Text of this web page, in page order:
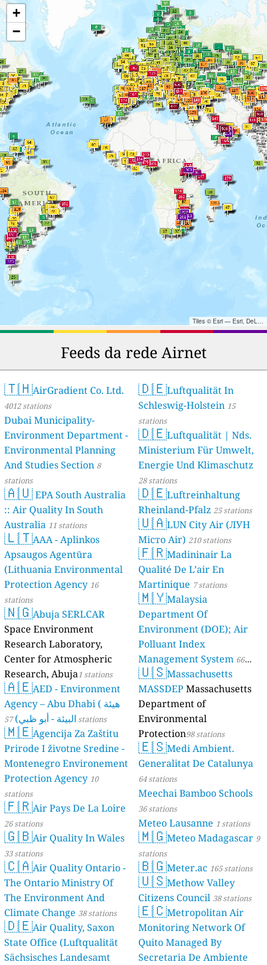
+
−
Tiles © Esri — Esri, DeLorme, NAVTEQ, TomTom, Intermap, iPC, USGS, FAO, NPS, NRCAN, GeoBase, Kadaster NL, Ordnance Survey, Esri Japan, METI, Esri China (Hong Kong), and the GIS User Community
Feeds da rede Airnet
🇹🇭AirGradient Co. Ltd.
4012 stations
Dubai Municipality-
Environment Department -
Environmental Planning
And Studies Section 8
stations
🇦🇺EPA South Australia
:: Air Quality In South
Australia 11 stations
🇱🇹AAA - Aplinkos
Apsaugos Agentūra
(Lithuania Environmental
Protection Agency 16
stations
🇳🇬Abuja SERLCAR
Space Environment
Research Laboratory,
Center for Atmospheric
Research, Abuja1 stations
🇦🇪AED - Environment
Agency – Abu Dhabi ( هيئة
البيئة - أبو ظبي) 57 stations
🇲🇪Agencija Za Zaštitu
Prirode I životne Sredine -
Montenegro Environement
Protection Agency 10
stations
🇫🇷Air Pays De La Loire
26 stations
🇬🇧Air Quality In Wales
33 stations
🇨🇦Air Quality Ontario -
The Ontario Ministry Of
The Environment And
Climate Change 38 stations
🇩🇪Air Quality, Saxon
State Office (Luftqualität
Sächsisches Landesamt
🇩🇪Luftqualität In
Schleswig-Holstein 15
stations
🇩🇪Luftqualität | Nds.
Ministerium Für Umwelt,
Energie Und Klimaschutz
28 stations
🇩🇪Luftreinhaltung
Rheinland-Pfalz 25 stations
🇺🇦LUN City Air (ЛУН
Місто Air) 210 stations
🇫🇷Madininair La
Qualité De L’air En
Martinique 7 stations
🇲🇾Malaysia
Department Of
Environment (DOE); Air
Polluant Index
Management System 66
stations
🇺🇸Massachusetts
MASSDEP Massachusetts
Department of
Environmental
Protection98 stations
🇪🇸Medi Ambient.
Generalitat De Catalunya
64 stations
Meechai Bamboo Schools
36 stations
Meteo Lausanne 1 stations
🇲🇬Meteo Madagascar 9
stations
🇧🇬Meter.ac 165 stations
🇺🇸Methow Valley
Citizens Council 38 stations
🇪🇨Metropolitan Air
Monitoring Network Of
Quito Managed By
Secretaria De Ambiente